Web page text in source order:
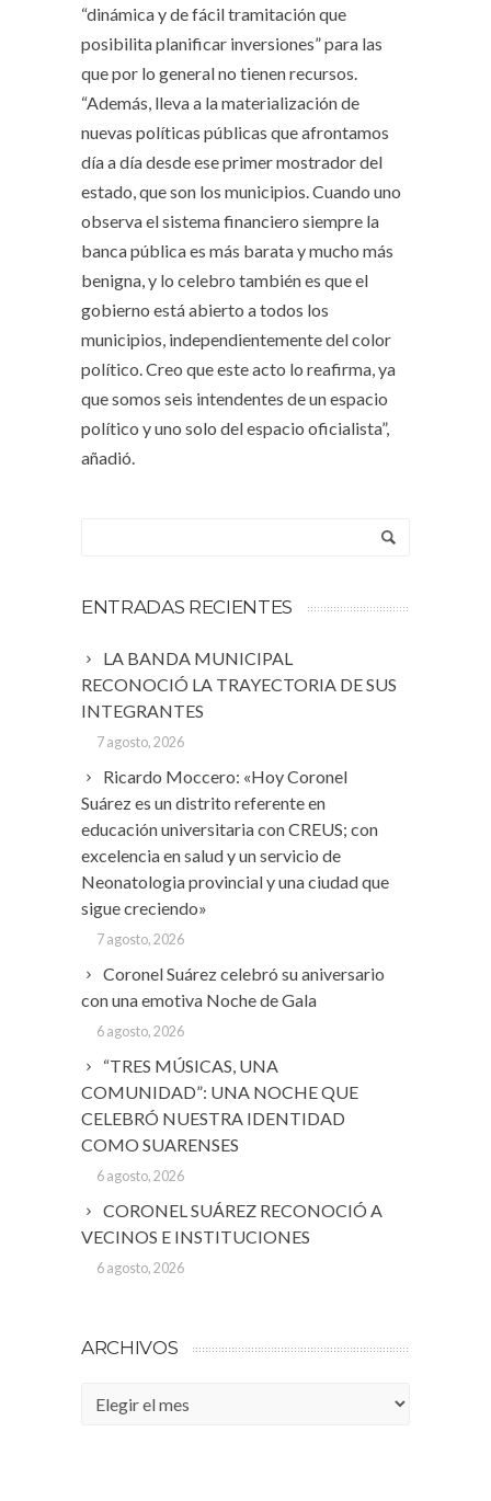
“dinámica y de fácil tramitación que
posibilita planificar inversiones” para las
que por lo general no tienen recursos.
“Además, lleva a la materialización de
nuevas políticas públicas que afrontamos
día a día desde ese primer mostrador del
estado, que son los municipios. Cuando uno
observa el sistema financiero siempre la
banca pública es más barata y mucho más
benigna, y lo celebro también es que el
gobierno está abierto a todos los
municipios, independientemente del color
político. Creo que este acto lo reafirma, ya
que somos seis intendentes de un espacio
político y uno solo del espacio oficialista”,
añadió.
ENTRADAS RECIENTES
LA BANDA MUNICIPAL
RECONOCIÓ LA TRAYECTORIA DE SUS
INTEGRANTES
7 agosto, 2026
Ricardo Moccero: «Hoy Coronel
Suárez es un distrito referente en
educación universitaria con CREUS; con
excelencia en salud y un servicio de
Neonatologia provincial y una ciudad que
sigue creciendo»
7 agosto, 2026
Coronel Suárez celebró su aniversario
con una emotiva Noche de Gala
6 agosto, 2026
“TRES MÚSICAS, UNA
COMUNIDAD”: UNA NOCHE QUE
CELEBRÓ NUESTRA IDENTIDAD
COMO SUARENSES
6 agosto, 2026
CORONEL SUÁREZ RECONOCIÓ A
VECINOS E INSTITUCIONES
6 agosto, 2026
ARCHIVOS
Archivos